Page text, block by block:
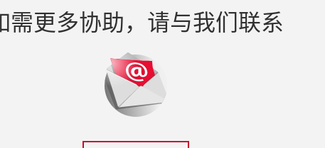
需更多协助，请与我们联系